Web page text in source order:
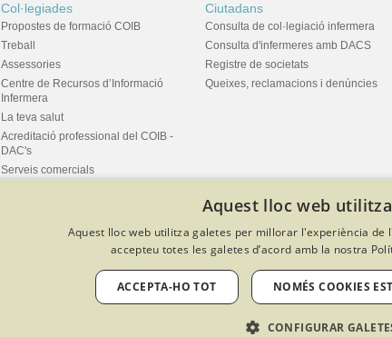
Col·legiades
Propostes de formació COIB
Treball
Assessories
Centre de Recursos d’Informació
Infermera
La teva salut
Acreditació professional del COIB -
DAC's
Serveis comercials
Ciutadans
Consulta de col·legiació infermera
Consulta d'infermeres amb DACS
Registre de societats
Queixes, reclamacions i denúncies
Criteris de privacitat Política de cookies Avís legal
Desenvolupat amb Softeng Portal Builder
Aquest lloc web
Aquest lloc web utilitza galetes per millorar l'experiència de
accepteu totes les galetes d’acord amb la nostra
ACCEPTA-HO TOT NOMÉS COOKIES
CONFIGURAR